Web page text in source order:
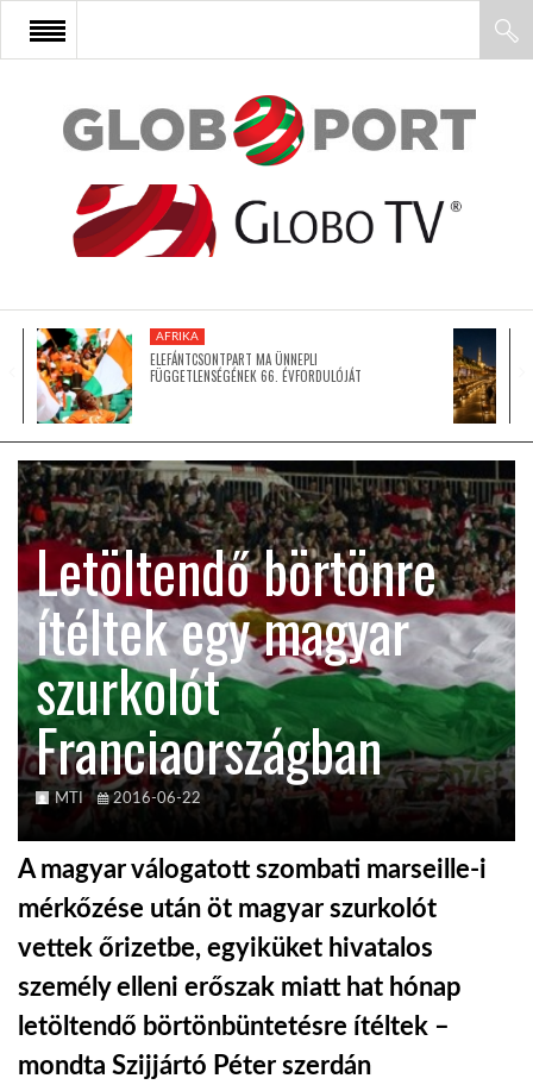
FŐOLDAL
AFRIKA
ÁZSIA
LATIN-AMERIKA
KÖZEL-KELET
AUSZTRÁLIA
A VILÁG ITTHON
MÉDIA
HÍR3D
AFRIKA
ELEFÁNTCSONTPART MA ÜNNEPLI
FÜGGETLENSÉGÉNEK 66. ÉVFORDULÓJÁT
Letöltendő börtönre
ítéltek egy magyar
szurkolót
Franciaországban
MTI 2016-06-22
A magyar válogatott szombati marseille-i
mérkőzése után öt magyar szurkolót
vettek őrizetbe, egyiküket hivatalos
személy elleni erőszak miatt hat hónap
letöltendő börtönbüntetésre ítéltek –
mondta Szijjártó Péter szerdán